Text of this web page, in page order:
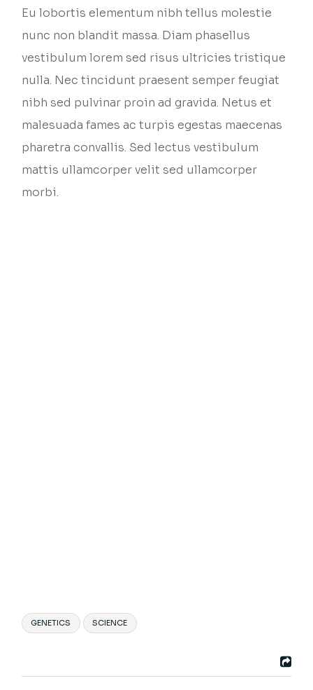
Eu lobortis elementum nibh tellus molestie
nunc non blandit massa. Diam phasellus
vestibulum lorem sed risus ultricies tristique
nulla. Nec tincidunt praesent semper feugiat
nibh sed pulvinar proin ad gravida. Netus et
malesuada fames ac turpis egestas maecenas
pharetra convallis. Sed lectus vestibulum
mattis ullamcorper velit sed ullamcorper
morbi.
GENETICS SCIENCE